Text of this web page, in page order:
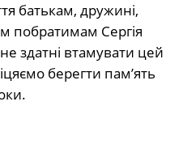
батькам, дружині,
побратимам Сергія
здатні втамувати цей
берегти пам’ять